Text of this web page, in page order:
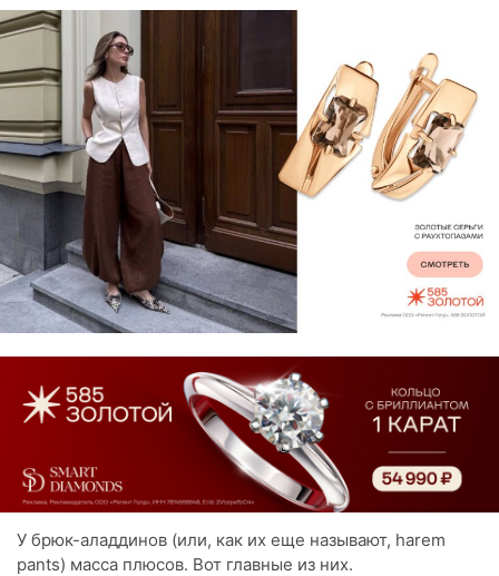
У брюк-аладдинов (или, как их еще называют, harem
pants) масса плюсов. Вот главные из них.